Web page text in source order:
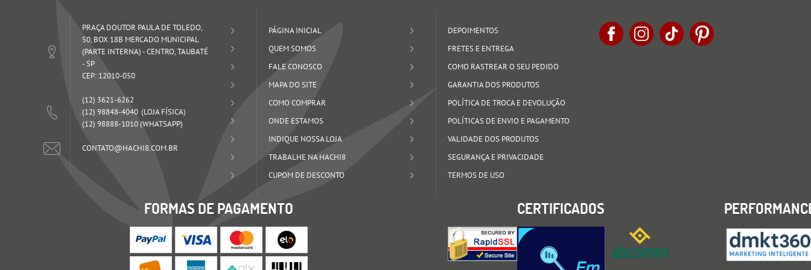
PRAÇA DOUTOR PAULA DE TOLEDO,
50, BOX 18B MERCADO MUNICIPAL
(PARTE INTERNA)-CENTRO, TAUBATÉ
-SP
CEP: 12010-050
(12) 3621-6262
(12) 98848-4040
(12) 98888-1010(WHATSAPP)
CONTATO@HACHI8.COM.BR
PÁGINA INICIAL
QUEM SOMOS
FALE CONOSCO
MAPA DO SITE
COMO COMPRAR
ONDE ESTAMOS
INDIQUE NOSSA LOJA
TRABALHE NA HACHI8
CUPOM DE DESCONTO
DEPOIMENTOS
FRETES E ENTREGA
COMO RASTREAR O SEU PEDIDO
GARANTIA DOS PRODUTOS
POLÍTICA DE TROCA E DEVOLUÇÃO
POLÍTICAS DE ENVIO E PAGAMENTO
VALIDADE DOS PRODUTOS
SEGURANÇA E PRIVACIDADE
TERMOS DE USO
FORMAS DE PAGAMENTO CERTIFICADOS